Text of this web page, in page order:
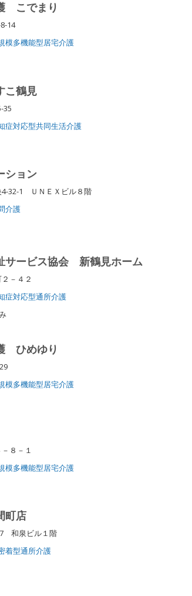
こでまり
8-14
模多機能型居宅介護
こ鶴見
35
症対応型共同生活介護
ション
32-1 ＵＮＥＸビル８階
介護
サービス協会 新鶴見ホーム
２－４２
症対応型通所介護
ひめゆり
模多機能型居宅介護
－８－１
模多機能型居宅介護
町店
和泉ビル１階
着型通所介護